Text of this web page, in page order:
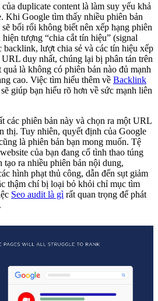
duplicate content là làm suy yếu khả
Khi Google tìm thấy nhiều phiên bản
bối rối không biết nên xếp hạng phiên
tượng “chia cắt tín hiệu” (signal
lượt chia sẻ và các tín hiệu xếp
duy nhất, chúng lại bị phân tán trên
là không có phiên bản nào đủ mạnh
cao. Việc tìm hiểu thêm về Backlink
sẽ giúp bạn hiểu rõ hơn về sức mạnh liên
các phiên bản này và chọn ra một URL
thị. Tuy nhiên, quyết định của Google
là phiên bản bạn mong muốn. Tệ
của bạn đang cố tình thao túng
tạo ra nhiều phiên bản nội dung,
hình phạt thủ công, dẫn đến sụt giảm
thậm chí bị loại bỏ khỏi chỉ mục tìm
Seo audit là gì rất quan trọng để phát